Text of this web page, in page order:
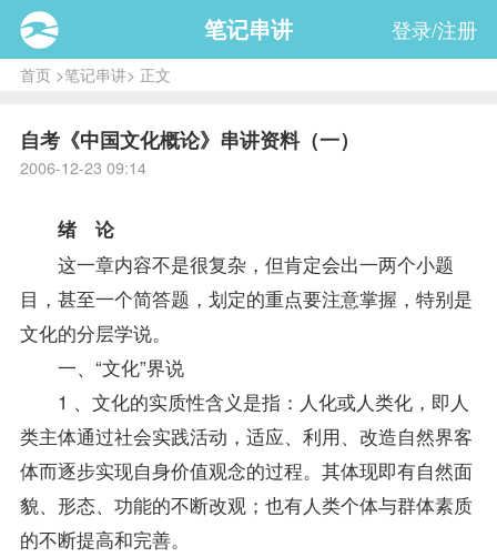
笔记串讲 登录/注册
首页>笔记串讲> 正文
自考《中国文化概论》串讲资料（一）
2006-12-23 09:14
绪 论
这一章内容不是很复杂，但肯定会出一两个小题
目，甚至一个简答题，划定的重点要注意掌握，特别是
文化的分层学说。
一、“文化”界说
1 、文化的实质性含义是指：人化或人类化，即人
类主体通过社会实践活动，适应、利用、改造自然界客
体而逐步实现自身价值观念的过程。其体现即有自然面
貌、形态、功能的不断改观；也有人类个体与群体素质
的不断提高和完善。